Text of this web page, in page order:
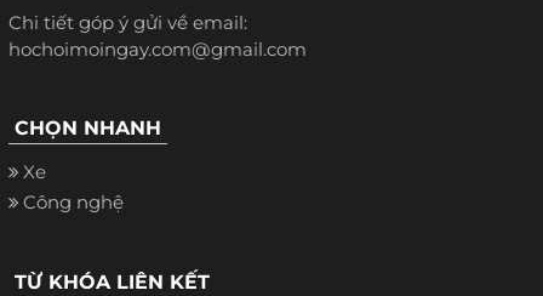
Chi tiết góp ý gửi về email:
hochoimoingay.com@gmail.com
CHỌN NHANH
Xe
Công nghệ
TỪ KHÓA LIÊN KẾT